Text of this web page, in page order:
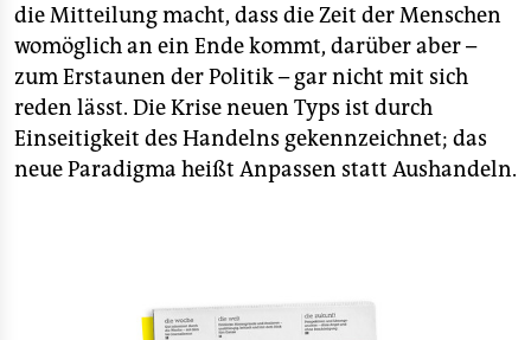
die Mitteilung macht, dass die Zeit der Menschen
womöglich an ein Ende kommt, darüber aber –
zum Erstaunen der Politik – gar nicht mit sich
reden lässt. Die Krise neuen Typs ist durch
Einseitigkeit des Handelns gekennzeichnet; das
neue Paradigma heißt Anpassen statt Aushandeln.